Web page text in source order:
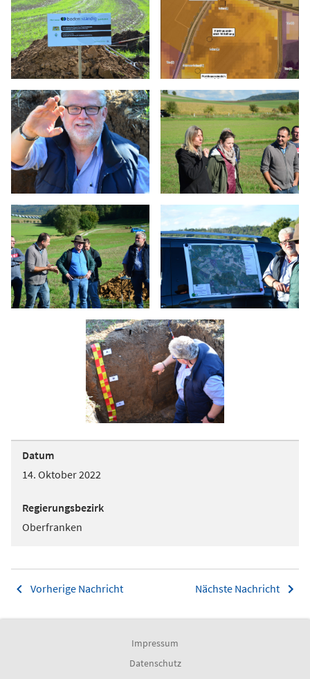
Datum
14. Oktober 2022
Regierungsbezirk
Oberfranken
Vorherige Nachricht Nächste Nachricht
Impressum
Datenschutz